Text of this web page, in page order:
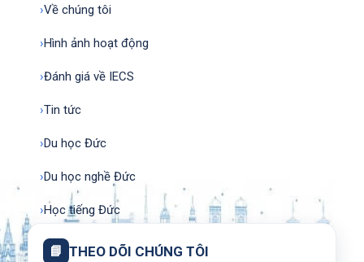
›Về chúng tôi
›Hình ảnh hoạt động
›Đánh giá về IECS
›Tin tức
›Du học Đức
›Du học nghề Đức
›Học tiếng Đức
📘 THEO DÕI CHÚNG TÔI